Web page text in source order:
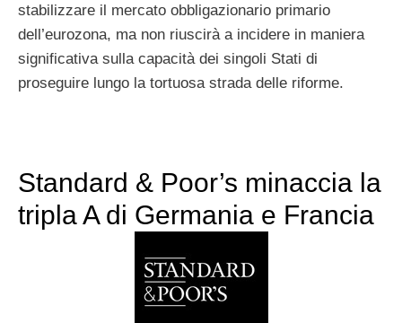
stabilizzare il mercato obbligazionario primario
dell’eurozona, ma non riuscirà a incidere in maniera
significativa sulla capacità dei singoli Stati di
proseguire lungo la tortuosa strada delle riforme.
Standard & Poor’s minaccia la
tripla A di Germania e Francia